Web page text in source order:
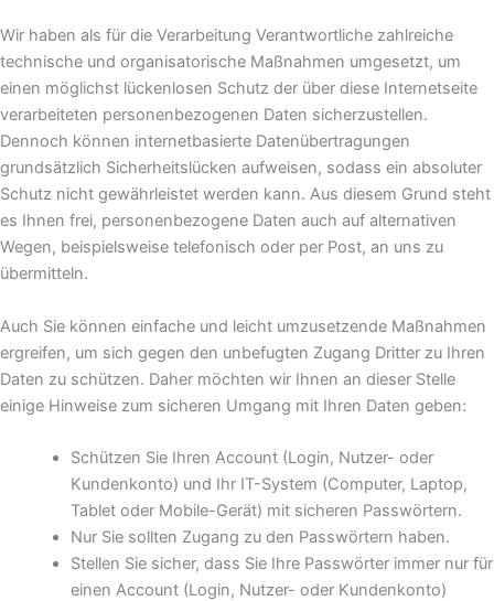
Wir haben als für die Verarbeitung Verantwortliche zahlreiche
technische und organisatorische Maßnahmen umgesetzt, um
einen möglichst lückenlosen Schutz der über diese Internetseite
verarbeiteten personenbezogenen Daten sicherzustellen.
Dennoch können internetbasierte Datenübertragungen
grundsätzlich Sicherheitslücken aufweisen, sodass ein absoluter
Schutz nicht gewährleistet werden kann. Aus diesem Grund steht
es Ihnen frei, personenbezogene Daten auch auf alternativen
Wegen, beispielsweise telefonisch oder per Post, an uns zu
übermitteln.
Auch Sie können einfache und leicht umzusetzende Maßnahmen
ergreifen, um sich gegen den unbefugten Zugang Dritter zu Ihren
Daten zu schützen. Daher möchten wir Ihnen an dieser Stelle
einige Hinweise zum sicheren Umgang mit Ihren Daten geben:
Schützen Sie Ihren Account (Login, Nutzer- oder
Kundenkonto) und Ihr IT-System (Computer, Laptop,
Tablet oder Mobile-Gerät) mit sicheren Passwörtern.
Nur Sie sollten Zugang zu den Passwörtern haben.
Stellen Sie sicher, dass Sie Ihre Passwörter immer nur für
einen Account (Login, Nutzer- oder Kundenkonto)